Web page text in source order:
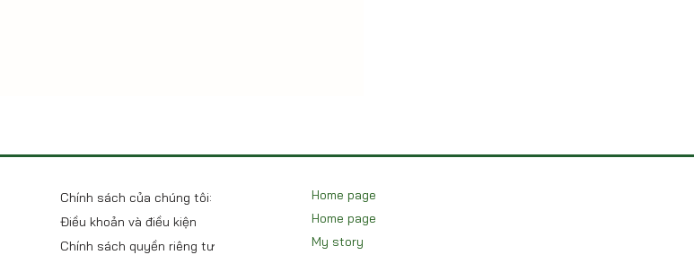
Điều khoản và điều kiện
Chính sách quyền riêng tư
Chính sách của chúng tôi:
Home page
Home page
My story